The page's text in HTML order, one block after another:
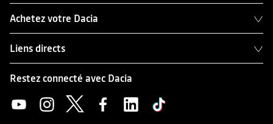
Achetez votre Dacia
Liens directs
Restez connecté avec Dacia